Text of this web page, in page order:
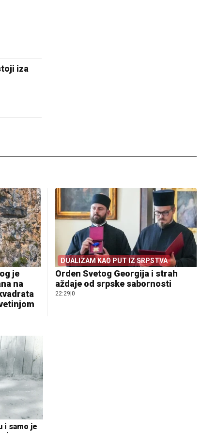
iza
je
na
DUALIZAM KAO PUT IZ SRPSTVA
Orden Svetog Georgija i strah
aždaje od srpske sabornosti
22:29 0
i samo je